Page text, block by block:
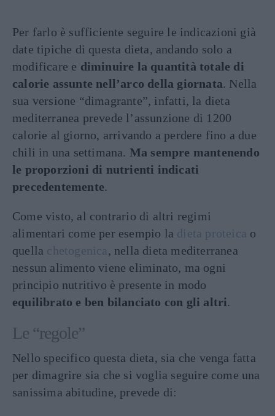
Per farlo è sufficiente seguire le indicazioni già
date tipiche di questa dieta, andando solo a
modificare e diminuire la quantità totale di
calorie assunte nell’arco della giornata. Nella
sua versione “dimagrante”, infatti, la dieta
mediterranea prevede l’assunzione di 1200
calorie al giorno, arrivando a perdere fino a due
chili in una settimana. Ma sempre mantenendo
le proporzioni di nutrienti indicati
precedentemente.
Come visto, al contrario di altri regimi
alimentari come per esempio la dieta proteica o
quella chetogenica, nella dieta mediterranea
nessun alimento viene eliminato, ma ogni
principio nutritivo è presente in modo
equilibrato e ben bilanciato con gli altri.
Le “regole”
Nello specifico questa dieta, sia che venga fatta
per dimagrire sia che si voglia seguire come una
sanissima abitudine, prevede di: